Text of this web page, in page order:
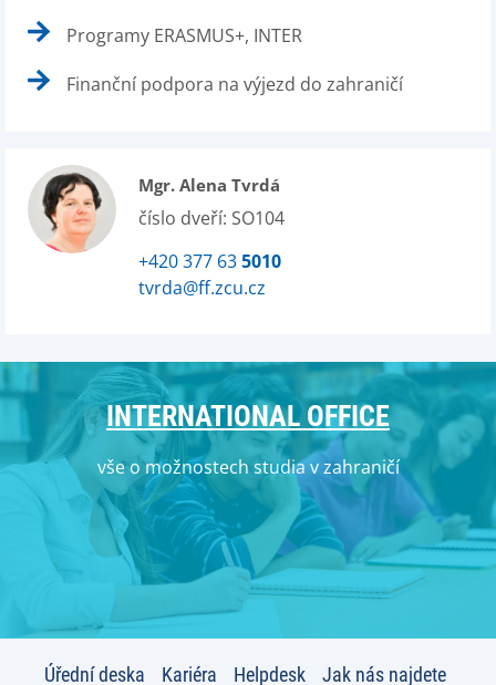
Programy ERASMUS+, INTER
Finanční podpora na výjezd do zahraničí
Mgr. Alena Tvrdá
číslo dveří: SO104
+420 377 635010
tvrda@ff.zcu.cz
INTERNATIONAL OFFICE
vše o možnostech studia v zahraničí
Úřední deska Kariéra Helpdesk Jak nás najdete